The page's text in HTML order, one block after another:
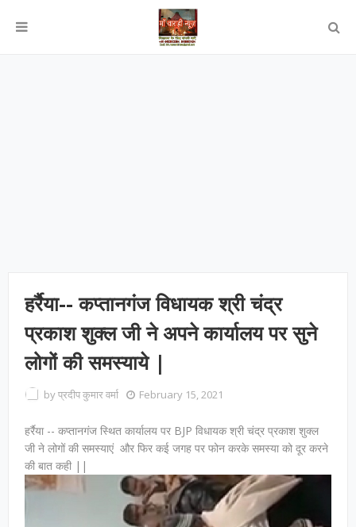
हर्रैया-- कप्तानगंज विधायक श्री चंद्र
प्रकाश शुक्ल जी ने अपने कार्यालय पर सुने
लोगों की समस्याये |
byप्रदीप कुमार वर्मा February 15, 2021
हर्रैया -- कप्तानगंज स्थित कार्यालय पर BJP विधायक श्री चंद्र प्रकाश शुक्ल
जी ने लोगों की समस्याएं और फिर कई जगह पर फोन करके समस्या को दूर करने
की बात कही ||